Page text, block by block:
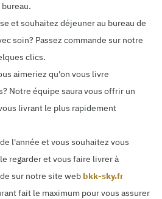
et souhaitez déjeuner au bureau de
soin? Passez commande sur notre
clics.
aimeriez qu'on vous livre
Notre équipe saura vous offrir un
livrant le plus rapidement
l'année et vous souhaitez vous
regarder et vous faire livrer à
sur notre site web bkk-sky.fr
fait le maximum pour vous assurer